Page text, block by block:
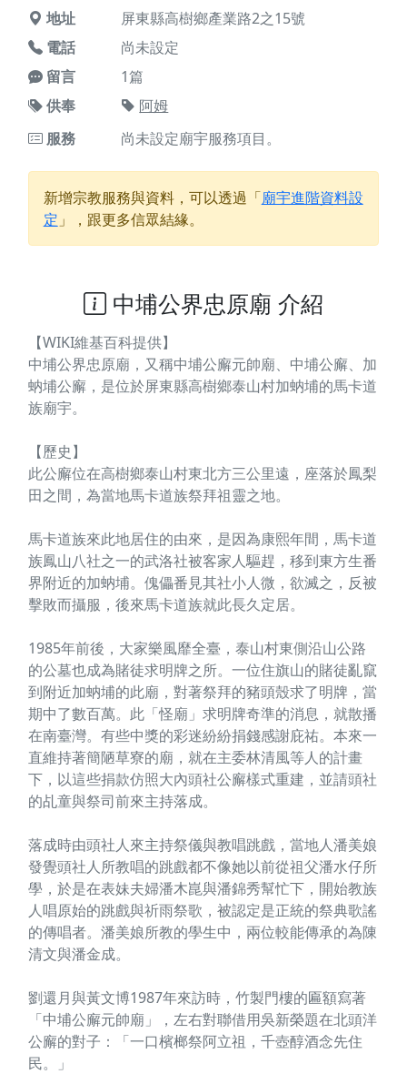
地址
屏東縣高樹鄉產業路2之15號
電話
尚未設定
留言
1篇
供奉
阿姆
服務
尚未設定廟宇服務項目。
新增宗教服務與資料，可以透過「廟宇進階資料設
定 」，跟更多信眾結緣。
中埔公界忠原廟 介紹
【WIKI維基百科提供】
中埔公界忠原廟，又稱中埔公廨元帥廟、中埔公廨、加
蚋埔公廨，是位於屏東縣高樹鄉泰山村加蚋埔的馬卡道
族廟宇。
【歷史】
此公廨位在高樹鄉泰山村東北方三公里遠，座落於鳳梨
田之間，為當地馬卡道族祭拜祖靈之地。
馬卡道族來此地居住的由來，是因為康熙年間，馬卡道
族鳳山八社之一的武洛社被客家人驅趕，移到東方生番
界附近的加蚋埔。傀儡番見其社小人微，欲滅之，反被
擊敗而攝服，後來馬卡道族就此長久定居。
1985年前後，大家樂風靡全臺，泰山村東側沿山公路
的公墓也成為賭徒求明牌之所。一位住旗山的賭徒亂竄
到附近加蚋埔的此廟，對著祭拜的豬頭殼求了明牌，當
期中了數百萬。此「怪廟」求明牌奇準的消息，就散播
在南臺灣。有些中獎的彩迷紛紛捐錢感謝庇祐。本來一
直維持著簡陋草寮的廟，就在主委林清風等人的計畫
下，以這些捐款仿照大內頭社公廨樣式重建，並請頭社
的乩童與祭司前來主持落成。
落成時由頭社人來主持祭儀與教唱跳戲，當地人潘美娘
發覺頭社人所教唱的跳戲都不像她以前從祖父潘水仔所
學，於是在表妹夫婦潘木崑與潘錦秀幫忙下，開始教族
人唱原始的跳戲與祈雨祭歌，被認定是正統的祭典歌謠
的傳唱者。潘美娘所教的學生中，兩位較能傳承的為陳
清文與潘金成。
劉還月與黃文博1987年來訪時，竹製門樓的匾額寫著
「中埔公廨元帥廟」，左右對聯借用吳新榮題在北頭洋
公廨的對子：「一口檳榔祭阿立祖，千壺醇酒念先住
民。」